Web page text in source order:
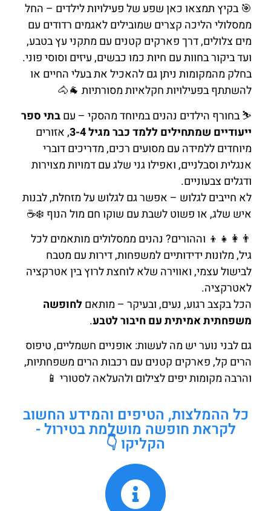
🎯 בקיץ תמצאו כאן שפע של פעילויות לילדים – החל
ממסלולי הליכה קצרים שמובילים לאגמים רדודים עם
מים צלולים, דרך פארקים קטנים עם מתקני עץ בטבע,
ועד ביקור בחוות עם חיות כמו כבשים, עיזים וסוסי פוני.
בחלק מהמקומות ניתן גם להאכיל את בעלי החיים או
להשתתף בפעילויות חקלאיות מסורתיות 🐐🐴
⛷️ בחורף הילדים נהנים במיוחד מהסקי – עםבתי ספר
ייעודיים שמתחילים ללמד כבר מגיל 3-4
, אזורים
מיוחדים ללמידה עם מסועים רכים, מדריכים דוברי
אנגלית וסבלניים, ואפילו גני שלג עם דמויות מצוירות
ודגלים צבעוניים.
לא חייבים לגלוש – אפשר גם לגלוש על מזחלת, לבנות
איש שלג, או פשוט לשבת עם שוקו חם מול הנוף ❄️☕
👨‍👩‍👧‍👦 וההורים? נהנים ממסלולים מותאמים לכל
גיל, מלונות ידידותיים למשפחות, דירות עם מטבח
לבישול עצמי, ואווירה שלא לוחצת לרוץ בין אטרקציה
לאטרקציה.
הכל בקצב רגוע, נעים, ובעיקר – מותאםלחופשה
משפחתית אמיתית עם חיבור לטבע.
גם לבני נוער יש מה לעשות: אופניים חשמליים, טיפוס
הרים קל, פארקים קטנים עם רכבות הרים משפחתיות,
והרבה מקומות יפים לצילום ולהעלאה לסטורי 📱
כל ההמלצות, הטיפים והמידע החשוב
לקראת חופשה מושלמת בטירול -
הקליקו 👇